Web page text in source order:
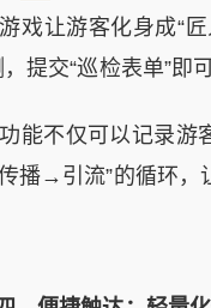
戏让游客化身成“
提交“巡检表单”即
能不仅可以记录游
→引流”的循环，